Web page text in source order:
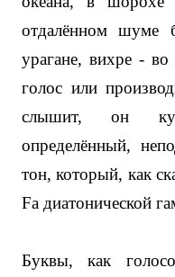
отдалённом шуме
урагане, вихре -
голос или
слышит, он
определённый,
тон, который, как
Fa диатонической
Буквы, как